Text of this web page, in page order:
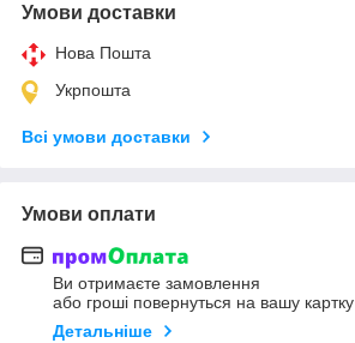
Умови доставки
Нова Пошта
Укрпошта
Всі умови доставки
Умови оплати
Ви отримаєте замовлення
або гроші повернуться на вашу картку
Детальніше